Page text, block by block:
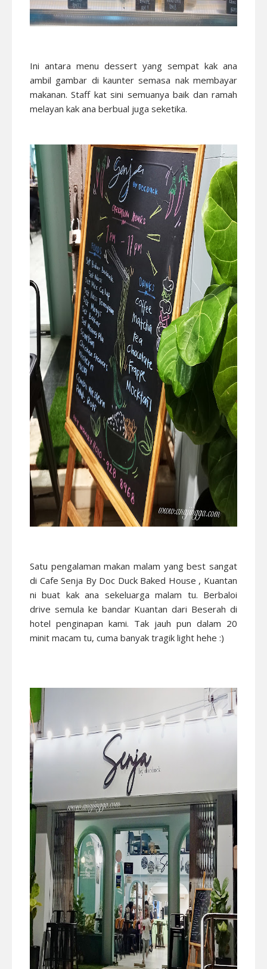
Ini antara menu dessert yang sempat kak ana
ambil gambar di kaunter semasa nak membayar
makanan. Staff kat sini semuanya baik dan ramah
melayan kak ana berbual juga seketika.
Satu pengalaman makan malam yang best sangat
di Cafe Senja By Doc Duck Baked House , Kuantan
ni buat kak ana sekeluarga malam tu. Berbaloi
drive semula ke bandar Kuantan dari Beserah di
hotel penginapan kami. Tak jauh pun dalam 20
minit macam tu, cuma banyak tragik light hehe :)